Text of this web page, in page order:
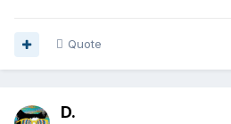
Quote
D.